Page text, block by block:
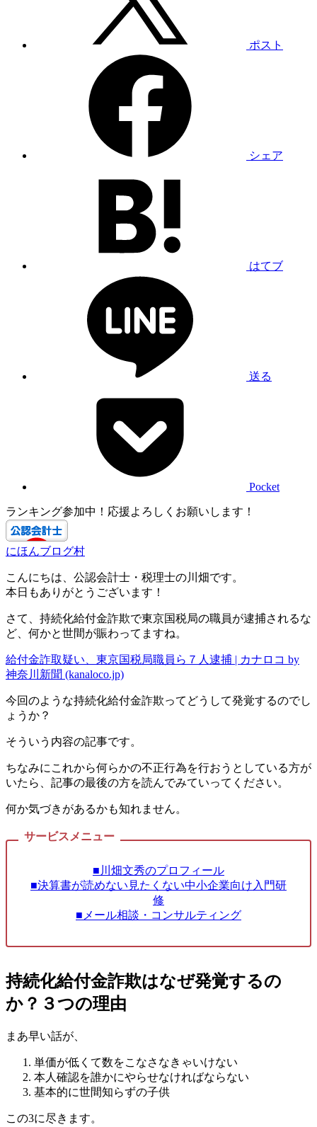
ポスト
シェア
はてブ
送る
Pocket
ランキング参加中！応援よろしくお願いします！
にほんブログ村
こんにちは、公認会計士・税理士の川畑です。
本日もありがとうございます！
さて、持続化給付金詐欺で東京国税局の職員が逮捕されるな
ど、何かと世間が賑わってますね。
給付金詐取疑い、東京国税局職員ら７人逮捕 | カナロコ by
神奈川新聞 (kanaloco.jp)
今回のような持続化給付金詐欺ってどうして発覚するのでし
ょうか？
そういう内容の記事です。
ちなみにこれから何らかの不正行為を行おうとしている方が
いたら、記事の最後の方を読んでみていってください。
何か気づきがあるかも知れません。
■川畑文秀のプロフィール
■決算書が読めない見たくない中小企業向け入門研
修
■メール相談・コンサルティング
持続化給付金詐欺はなぜ発覚するの
か？３つの理由
まあ早い話が、
単価が低くて数をこなさなきゃいけない
本人確認を誰かにやらせなければならない
基本的に世間知らずの子供
この3に尽きます。